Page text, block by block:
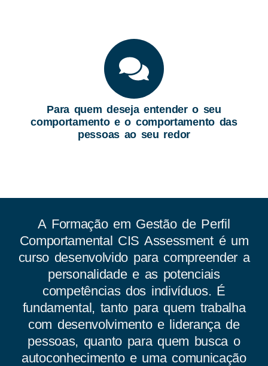
Para quem deseja entender o seu
comportamento e o comportamento das
pessoas ao seu redor
A Formação em Gestão de Perfil
Comportamental CIS Assessment é um
curso desenvolvido para compreender a
personalidade e as potenciais
competências dos indivíduos. É
fundamental, tanto para quem trabalha
com desenvolvimento e liderança de
pessoas, quanto para quem busca o
autoconhecimento e uma comunicação